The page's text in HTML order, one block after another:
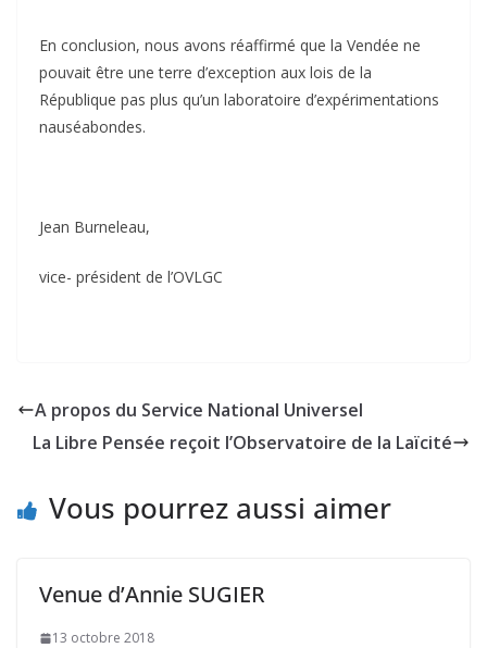
En conclusion, nous avons réaffirmé que la Vendée ne
pouvait être une terre d’exception aux lois de la
République pas plus qu’un laboratoire d’expérimentations
nauséabondes.
Jean Burneleau,
vice- président de l’OVLGC
A propos du Service National Universel
La Libre Pensée reçoit l’Observatoire de la Laïcité
Vous pourrez aussi aimer
Venue d’Annie SUGIER
13 octobre 2018